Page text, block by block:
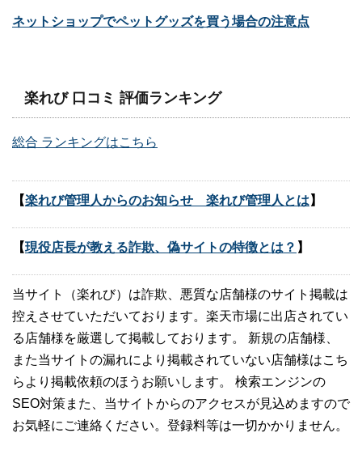
ネットショップでペットグッズを買う場合の注意点
楽れび 口コミ 評価ランキング
総合 ランキングはこちら
【楽れび管理人からのお知らせ 楽れび管理人とは 】
【現役店長が教える詐欺、偽サイトの特徴とは？ 】
当サイト（楽れび）は詐欺、悪質な店舗様のサイト掲載は
控えさせていただいております。楽天市場に出店されてい
る店舗様を厳選して掲載しております。 新規の店舗様、
また当サイトの漏れにより掲載されていない店舗様はこち
らより掲載依頼のほうお願いします。 検索エンジンの
SEO対策また、当サイトからのアクセスが見込めますので
お気軽にご連絡ください。登録料等は一切かかりません。